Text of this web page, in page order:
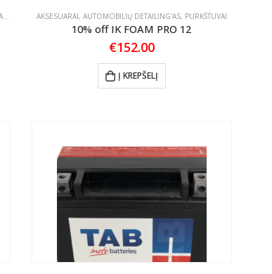
AVARINIAI ŽENKLAI, VAISTINĖLĖS, LIEMENĖS, GESINTUVAI, AKSESUARAI, AUTOMOBILIŲ DETAILING'AS, PURKŠTUVAI
10% off IK FOAM PRO 12
€152.00
Į KREPŠELĮ